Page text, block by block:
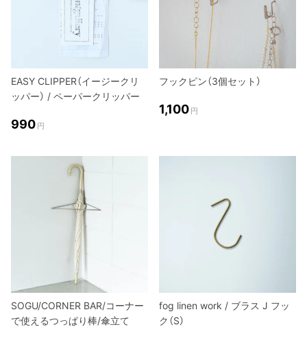
EASY CLIPPER（イージークリ
ッパー） / ペーパークリッパー
990 円
フックピン（3個セット）
1,100 円
SOGU/CORNER BAR/コーナー
で使えるつっぱり棒/傘立て
fog linen work / ブラス J フッ
ク（S）